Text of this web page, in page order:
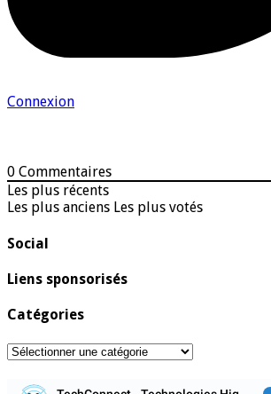
Connexion
0 Commentaires
Les plus récents
Les plus anciens Les plus votés
Social
Liens sponsorisés
Catégories
Catégories